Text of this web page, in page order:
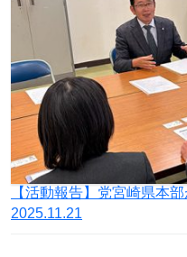
2025.11.21